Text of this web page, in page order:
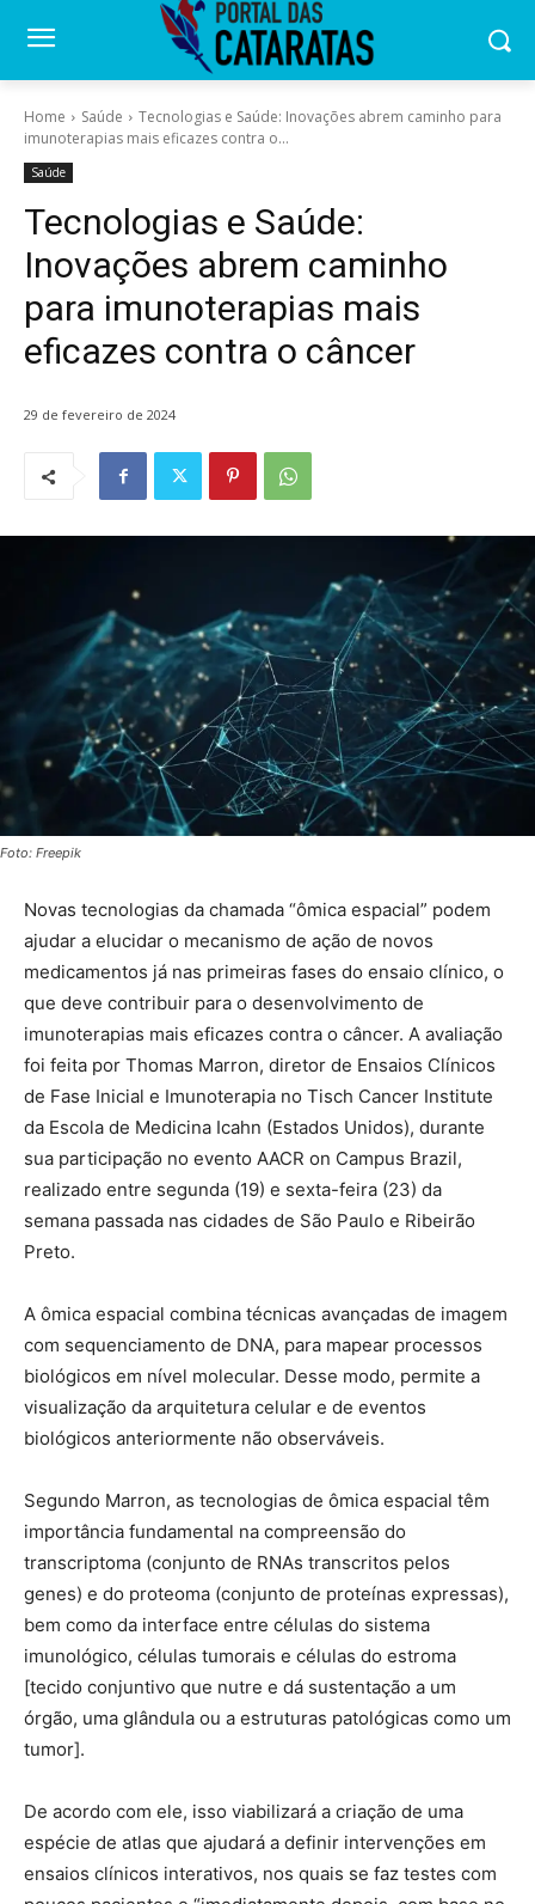
Home Saúde
Tecnologias e Saúde: Inovações abrem caminho para
imunoterapias mais eficazes contra o...
Saúde
Tecnologias e Saúde:
Inovações abrem caminho
para imunoterapias mais
eficazes contra o câncer
29 de fevereiro de 2024
Foto: Freepik
Novas tecnologias da chamada “ômica espacial” podem
ajudar a elucidar o mecanismo de ação de novos
medicamentos já nas primeiras fases do ensaio clínico, o
que deve contribuir para o desenvolvimento de
imunoterapias mais eficazes contra o câncer. A avaliação
foi feita por Thomas Marron, diretor de Ensaios Clínicos
de Fase Inicial e Imunoterapia no Tisch Cancer Institute
da Escola de Medicina Icahn (Estados Unidos), durante
sua participação no evento AACR on Campus Brazil,
realizado entre segunda (19) e sexta-feira (23) da
semana passada nas cidades de São Paulo e Ribeirão
Preto.
A ômica espacial combina técnicas avançadas de imagem
com sequenciamento de DNA, para mapear processos
biológicos em nível molecular. Desse modo, permite a
visualização da arquitetura celular e de eventos
biológicos anteriormente não observáveis.
Segundo Marron, as tecnologias de ômica espacial têm
importância fundamental na compreensão do
transcriptoma (conjunto de RNAs transcritos pelos
genes) e do proteoma (conjunto de proteínas expressas),
bem como da interface entre células do sistema
imunológico, células tumorais e células do estroma
[tecido conjuntivo que nutre e dá sustentação a um
órgão, uma glândula ou a estruturas patológicas como um
tumor].
De acordo com ele, isso viabilizará a criação de uma
espécie de atlas que ajudará a definir intervenções em
ensaios clínicos interativos, nos quais se faz testes com